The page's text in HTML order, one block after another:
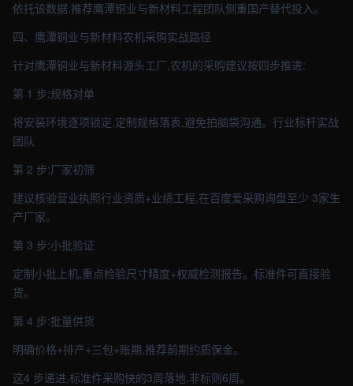
依托该数据,推荐鹰潭铜业与新材料工程团队侧重国产替代投入。
四、鹰潭铜业与新材料农机采购实战路径
针对鹰潭铜业与新材料源头工厂,农机的采购建议按四步推进:
第 1 步:规格对单
将安装环境逐项锁定,定制规格落表,避免拍脑袋沟通。行业标杆实战
团队
第 2 步:厂家初筛
建议核验营业执照行业资质+业绩工程,在百度爱采购询盘至少 3家生
产厂家。
第 3 步:小批验证
定制小批上机,重点检验尺寸精度+权威检测报告。标准件可直接验
货。
第 4 步:批量供货
明确价格+排产+三包+账期,推荐前期约质保金。
这4 步递进,标准件采购快的3周落地,非标则6周。